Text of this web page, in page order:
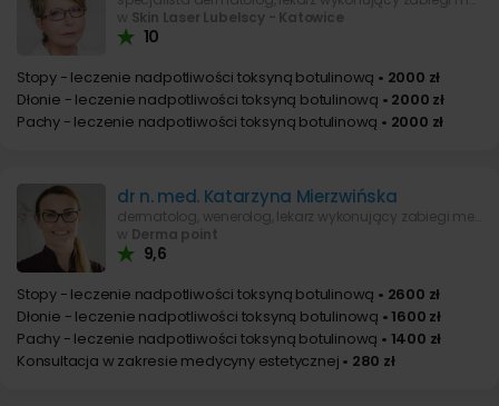
w Skin Laser Lubelscy - Katowice
10
Stopy - leczenie nadpotliwości toksyną botulinową • 2000 zł
Dłonie - leczenie nadpotliwości toksyną botulinową • 2000 zł
Pachy - leczenie nadpotliwości toksyną botulinową • 2000 zł
dr n. med. Katarzyna Mierzwińska
dermatolog, wenerolog, lekarz wykonujący zabiegi medycyny estetycznej
w Derma point
9,6
Stopy - leczenie nadpotliwości toksyną botulinową • 2600 zł
Dłonie - leczenie nadpotliwości toksyną botulinową • 1600 zł
Pachy - leczenie nadpotliwości toksyną botulinową • 1400 zł
Konsultacja w zakresie medycyny estetycznej • 280 zł